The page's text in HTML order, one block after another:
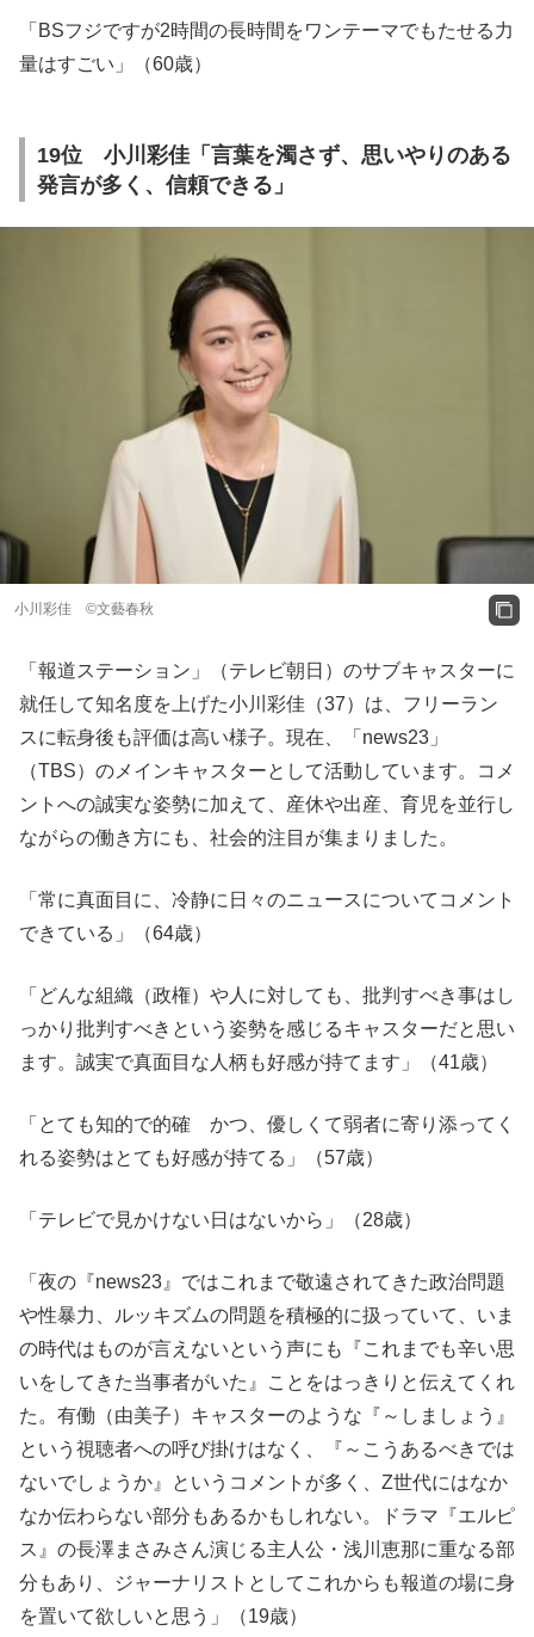
「BSフジですが2時間の長時間をワンテーマでもたせる力
量はすごい」（60歳）
19位 小川彩佳「言葉を濁さず、思いやりのある
発言が多く、信頼できる」
小川彩佳 ©文藝春秋
「報道ステーション」（テレビ朝日）のサブキャスターに
就任して知名度を上げた小川彩佳（37）は、フリーラン
スに転身後も評価は高い様子。現在、「news23」
（TBS）のメインキャスターとして活動しています。コメ
ントへの誠実な姿勢に加えて、産休や出産、育児を並行し
ながらの働き方にも、社会的注目が集まりました。
「常に真面目に、冷静に日々のニュースについてコメント
できている」（64歳）
「どんな組織（政権）や人に対しても、批判すべき事はし
っかり批判すべきという姿勢を感じるキャスターだと思い
ます。誠実で真面目な人柄も好感が持てます」（41歳）
「とても知的で的確 かつ、優しくて弱者に寄り添ってく
れる姿勢はとても好感が持てる」（57歳）
「テレビで見かけない日はないから」（28歳）
「夜の『news23』ではこれまで敬遠されてきた政治問題
や性暴力、ルッキズムの問題を積極的に扱っていて、いま
の時代はものが言えないという声にも『これまでも辛い思
いをしてきた当事者がいた』ことをはっきりと伝えてくれ
た。有働（由美子）キャスターのような『～しましょう』
という視聴者への呼び掛けはなく、『～こうあるべきでは
ないでしょうか』というコメントが多く、Z世代にはなか
なか伝わらない部分もあるかもしれない。ドラマ『エルピ
ス』の長澤まさみさん演じる主人公・浅川恵那に重なる部
分もあり、ジャーナリストとしてこれからも報道の場に身
を置いて欲しいと思う」（19歳）